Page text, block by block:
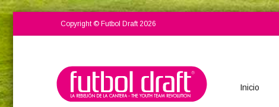
Copyright © Futbol Draft 2026
Inicio